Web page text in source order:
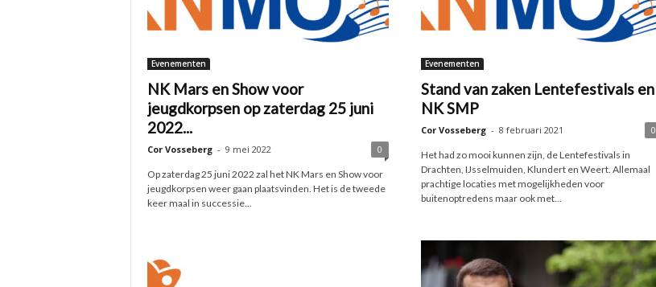
Evenementen
NK Mars en Show voor
jeugdkorpsen op zaterdag 25 juni
2022...
Cor Vosseberg - 9 mei 2022 0
Op zaterdag 25 juni 2022 zal het NK Mars en Show voor
jeugdkorpsen weer gaan plaatsvinden. Het is de tweede
keer maal in successie...
Evenementen
Stand van zaken Lentefestivals en
NK SMP
Cor Vosseberg - 8 februari 2021 0
Het had zo mooi kunnen zijn, de Lentefestivals in
Drachten, IJsselmuiden, Klundert en Weert. Allemaal
prachtige locaties met mogelijkheden voor
buitenoptredens maar ook met...